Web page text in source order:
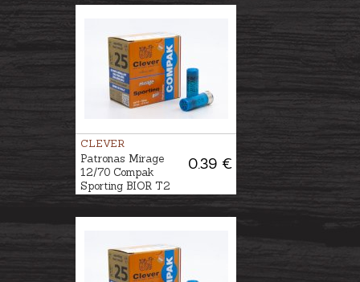
CLEVER
0.39 €
Patronas Mirage
12/70 Compak
Sporting BIOR T2